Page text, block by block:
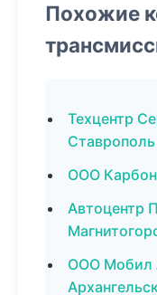
Похожие
Техцентр
Ставрополь
ООО
Автоцентр
ООО Мобил